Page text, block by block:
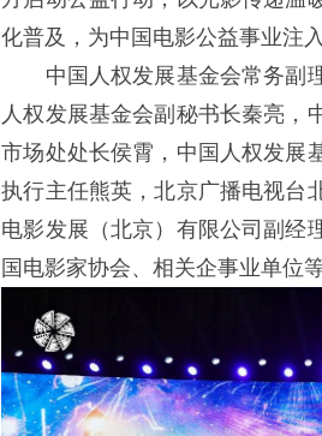
化普及，为中国电影公益事业注
中国人权发展基金会常务副理
人权发展基金会副秘书长秦亮，
市场处处长侯霄，中国人权发展
执行主任熊英，北京广播电视台
电影发展（北京）有限公司副经
国电影家协会、相关企事业单位